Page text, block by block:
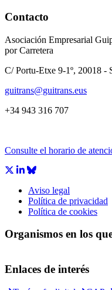
Contacto
Asociación Empresarial
por Carretera
C/ Portu-Etxe 9-1º, 20018 -
guitrans@guitrans.eus
+34 943 316 707
Consulte el horario de
Aviso legal
Política de privacidad
Política de cookies
Organismos en los
Enlaces de interés